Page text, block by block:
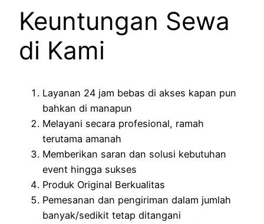
Keuntungan Sewa
di Kami
Layanan 24 jam bebas di akses kapan pun
bahkan di manapun
Melayani secara profesional, ramah
terutama amanah
Memberikan saran dan solusi kebutuhan
event hingga sukses
Produk Original Berkualitas
Pemesanan dan pengiriman dalam jumlah
banyak/sedikit tetap ditangani